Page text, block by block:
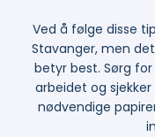
Ved å følge disse
Stavanger, men
betyr best. Sørg
arbeidet og
nødvendige